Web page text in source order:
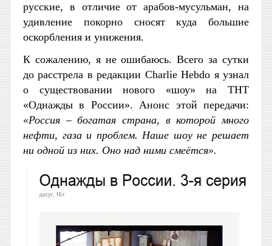
русские, в отличие от арабов-мусульман, на
удивление покорно сносят куда большие
оскорбления и унижения.
К сожалению, я не ошибаюсь. Всего за сутки
до расстрела в редакции Charlie Hebdo я узнал
о существовании нового «шоу» на ТНТ
«Однажды в России». Анонс этой передачи:
«Россия – богатая страна, в которой много
нефти, газа и проблем. Наше шоу не решает
ни одной из них. Оно над ними смеётся».